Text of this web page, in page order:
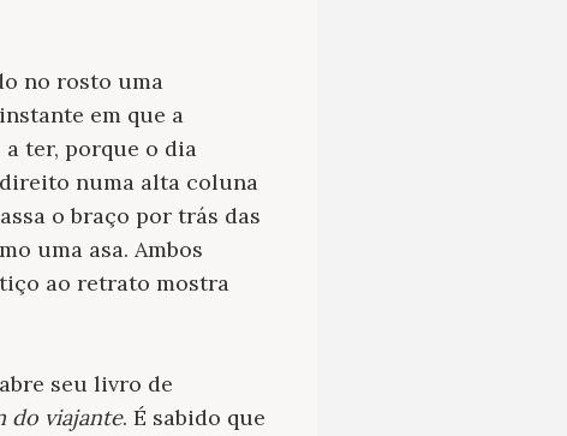
no rosto uma
em que a
ter, porque o dia
numa alta coluna
o braço por trás das
uma asa. Ambos
ao retrato mostra
seu livro de
do viajante. É sabido que